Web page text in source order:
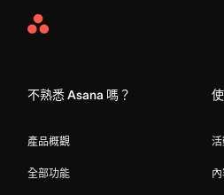
Asana
不熟悉 Asana 嗎？
產品概觀
全部功能
活